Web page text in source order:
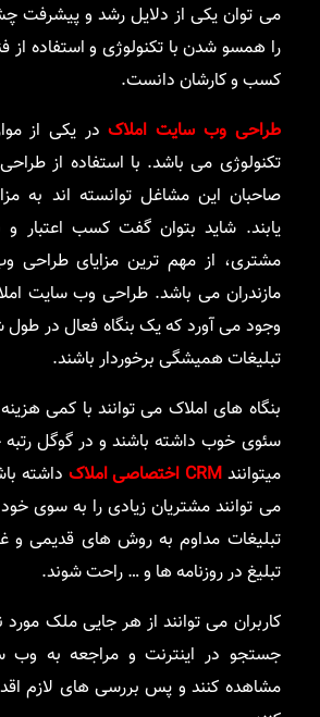
می توان یکی از دلایل رشد و پیشرفت
را همسو شدن با تکنولوژی و استفاده از
کسب و کارشان دانست.
طراحی وب سایت املاکدر یکی از
تکنولوژی می باشد. با استفاده از
صاحبان این مشاغل توانسته اند به
یابند. شاید بتوان گفت کسب اعتبار
مشتری، از مهم ترین مزایای طراحی
مازندران می باشد. طراحی وب سایت
وجود می آورد که یک بنگاه فعال در طول
تبلیغات همیشگی برخوردار باشند.
بنگاه های املاک می توانند با کمی
سئوی خوب داشته باشند و در گوگل
میتوانندCRM اختصاصی املاک
داشته
می توانند مشتریان زیادی را به سوی
تبلیغات مداوم به روش های قدیمی و
تبلیغ در روزنامه ها و … راحت شوند.
کاربران می توانند از هر جایی ملک
جستجو در اینترنت و مراجعه به وب
مشاهده کنند و پس بررسی های لازم